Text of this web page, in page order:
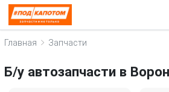
Главная Запчасти
Б/у автозапчасти в